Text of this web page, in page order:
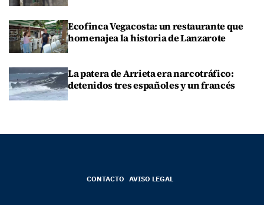
Ecofinca Vegacosta: un restaurante que
homenajea la historia de Lanzarote
La patera de Arrieta era narcotráfico:
detenidos tres españoles y un francés
CONTACTO AVISO LEGAL